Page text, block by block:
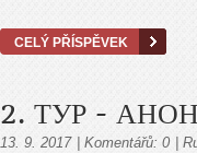
CELÝ PŘÍSPĚVEK
2. ТУР -
13. 9. 2017 Komentářů: 0